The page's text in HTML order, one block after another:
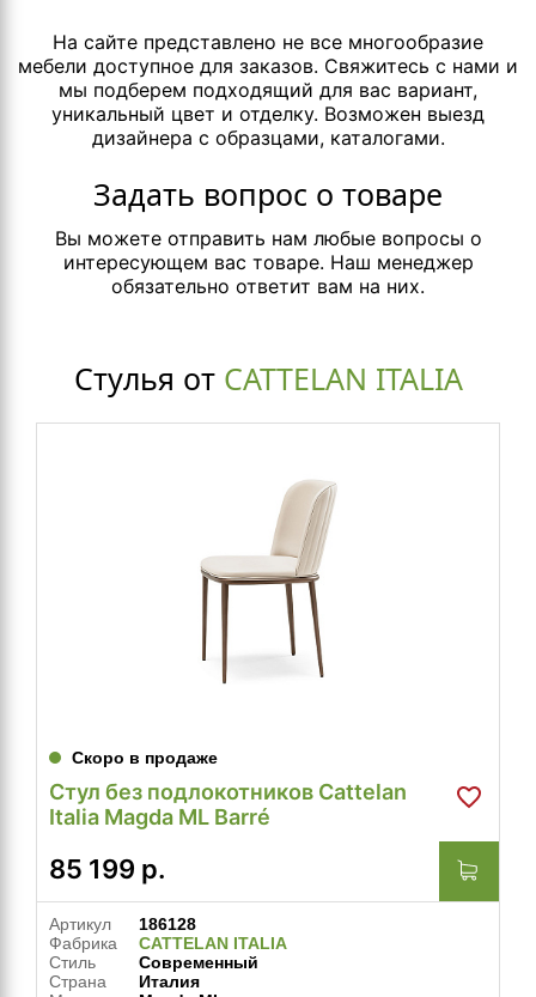
На сайте представлено не все многообразие
мебели доступное для заказов. Свяжитесь с нами и
мы подберем подходящий для вас вариант,
уникальный цвет и отделку. Возможен выезд
дизайнера с образцами, каталогами.
Задать вопрос о товаре
Вы можете отправить нам любые вопросы о
интересующем вас товаре. Наш менеджер
обязательно ответит вам на них.
Стулья от CATTELAN ITALIA
Скоро в продаже
Стул без подлокотников Cattelan
Italia Magda ML Barré
85 199 р.
Артикул
186128
Фабрика
CATTELAN ITALIA
Стиль
Современный
Страна
Италия